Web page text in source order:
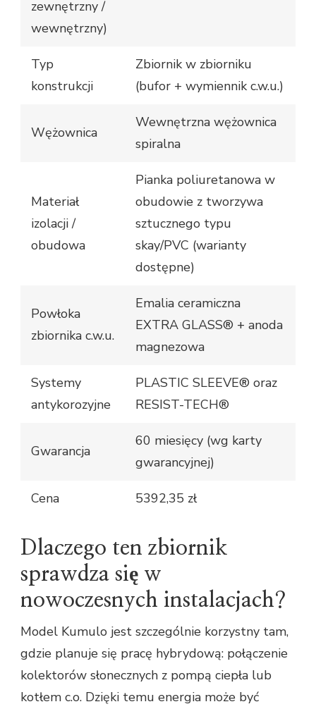
zewnętrzny /
wewnętrzny)
Typ
konstrukcji
Zbiornik w zbiorniku
(bufor + wymiennik c.w.u.)
Wężownica
Wewnętrzna wężownica
spiralna
Materiał
izolacji /
obudowa
Pianka poliuretanowa w
obudowie z tworzywa
sztucznego typu
skay/PVC (warianty
dostępne)
Powłoka
zbiornika c.w.u.
Emalia ceramiczna
EXTRA GLASS® + anoda
magnezowa
Systemy
antykorozyjne
PLASTIC SLEEVE® oraz
RESIST-TECH®
Gwarancja
60 miesięcy (wg karty
gwarancyjnej)
Cena 5392,35 zł
Dlaczego ten zbiornik
sprawdza się w
nowoczesnych instalacjach?
Model Kumulo jest szczególnie korzystny tam,
gdzie planuje się pracę hybrydową: połączenie
kolektorów słonecznych z pompą ciepła lub
kotłem c.o. Dzięki temu energia może być